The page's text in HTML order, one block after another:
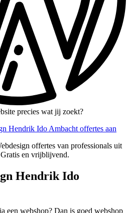
precies wat jij zoekt?
Hendrik Ido Ambacht offertes aan
offertes van professionals uit
en vrijblijvend.
Hendrik Ido
een webshop? Dan is goed webshop